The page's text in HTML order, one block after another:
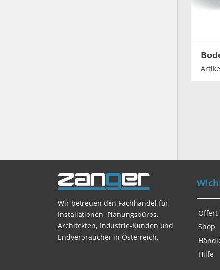
Wir betreuen den Fachhandel für
Installationen, Planungsbüros,
Architekten, Industrie-Kunden und
Endverbraucher in Österreich.
Offert
Shop
Hilfe